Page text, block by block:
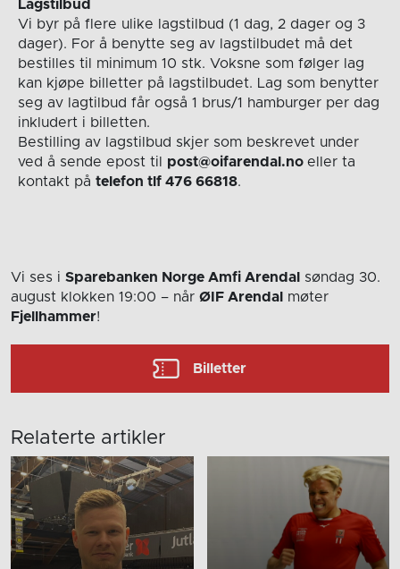
Lagstilbud
Vi byr på flere ulike lagstilbud (1 dag, 2 dager og 3
dager). For å benytte seg av lagstilbudet må det
bestilles til minimum 10 stk. Voksne som følger lag
kan kjøpe billetter på lagstilbudet. Lag som benytter
seg av lagtilbud får også 1 brus/1 hamburger per dag
inkludert i billetten.
Bestilling av lagstilbud skjer som beskrevet under
ved å sende epost til post@oifarendal.no eller ta
kontakt på telefon tlf 476 66818.
Vi ses i Sparebanken Norge Amfi Arendal
søndag 30.
august klokken 19:00 – når ØIF Arendal
møter
Fjellhammer!
Billetter
Relaterte artikler